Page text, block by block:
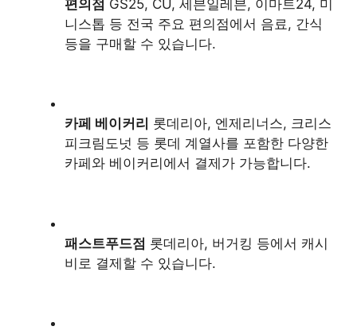
편의점 GS25, CU, 세븐일레븐, 이마트24, 미
니스톱 등 전국 주요 편의점에서 음료, 간식
등을 구매할 수 있습니다.
카페 베이커리 롯데리아, 엔제리너스, 크리스
피크림도넛 등 롯데 계열사를 포함한 다양한
카페와 베이커리에서 결제가 가능합니다.
패스트푸드점 롯데리아, 버거킹 등에서 캐시
비로 결제할 수 있습니다.